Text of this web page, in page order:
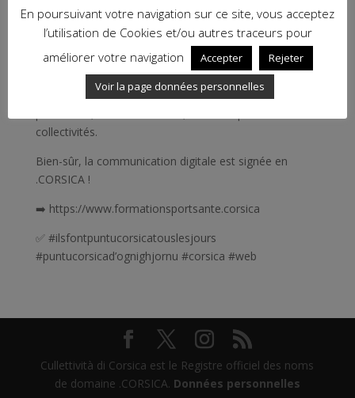
Le Comité territorial Sports Pour Tous est un centre de
formation aux métiers du sport au service des
collectivités.
Bien-sûr, la communication digitale est signée en
.CORSICA !
➡️ https://www.formationsportsante.corsica
✅ #ilsfontpuntucorsicatouslesjours
#puntucorsicad’ognighjornu #corsica #web
Cullettività di Corsica est le Registre officiel des noms
de domaine .CORSICA. Données personnelles
En poursuivant votre navigation sur ce site, vous acceptez
l’utilisation de Cookies et/ou autres traceurs pour
améliorer votre navigation
Accepter
Rejeter
Voir la page données personnelles